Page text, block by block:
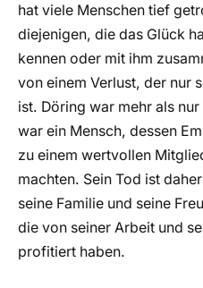
hat viele Menschen tief
diejenigen, die das Glück
kennen oder mit ihm
von einem Verlust, der nur
ist. Döring war mehr als
war ein Mensch, dessen
zu einem wertvollen
machten. Sein Tod ist
seine Familie und seine
die von seiner Arbeit und
profitiert haben.